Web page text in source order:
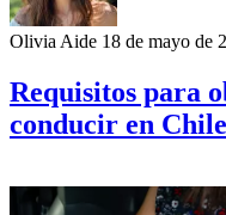
Olivia Aide 18 de mayo de
Requisitos para
conducir en Chile